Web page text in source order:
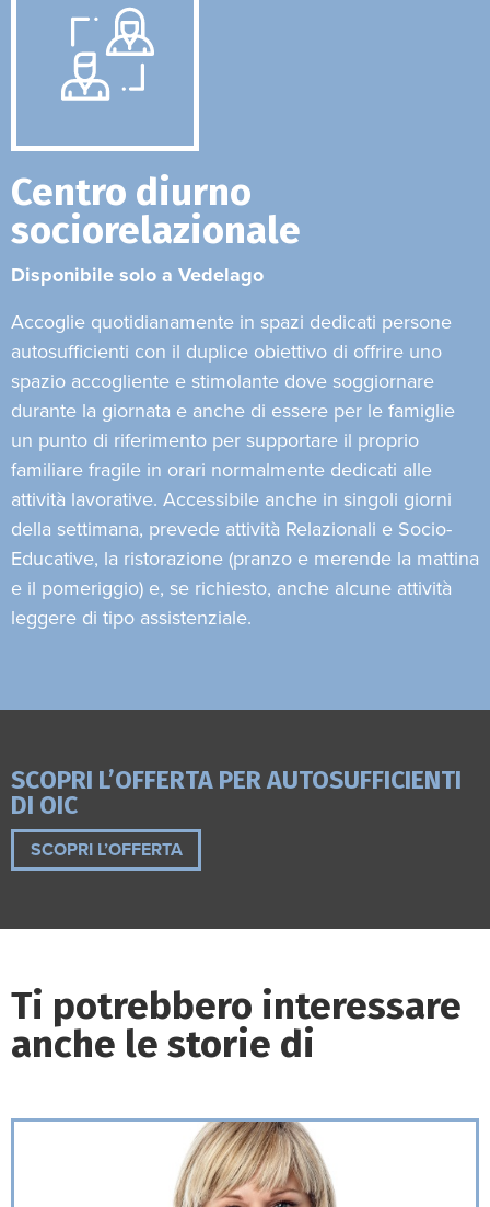
Centro diurno
sociorelazionale
Disponibile solo a Vedelago
Accoglie quotidianamente in spazi dedicati persone
autosufficienti con il duplice obiettivo di offrire uno
spazio accogliente e stimolante dove soggiornare
durante la giornata e anche di essere per le famiglie
un punto di riferimento per supportare il proprio
familiare fragile in orari normalmente dedicati alle
attività lavorative. Accessibile anche in singoli giorni
della settimana, prevede attività Relazionali e Socio-
Educative, la ristorazione (pranzo e merende la mattina
e il pomeriggio) e, se richiesto, anche alcune attività
leggere di tipo assistenziale.
SCOPRI L’OFFERTA PER AUTOSUFFICIENTI
DI OIC
SCOPRI L’OFFERTA
Ti potrebbero interessare
anche le storie di